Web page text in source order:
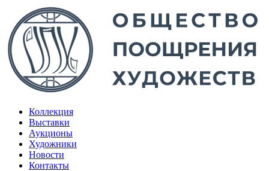
Коллекция
Выставки
Аукционы
Художники
Новости
Контакты